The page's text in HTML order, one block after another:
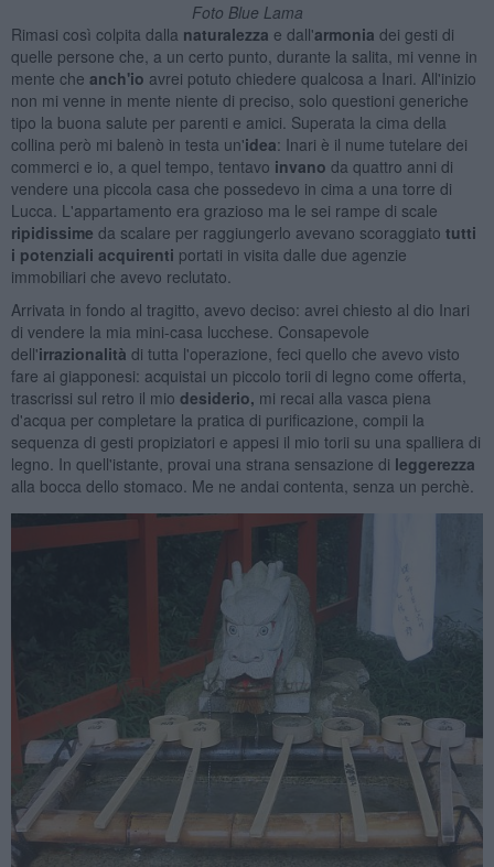
Foto Blue Lama
Rimasi così colpita dalla naturalezza e dall'armonia dei gesti di
quelle persone che, a un certo punto, durante la salita, mi venne in
mente che anch'io avrei potuto chiedere qualcosa a Inari. All'inizio
non mi venne in mente niente di preciso, solo questioni generiche
tipo la buona salute per parenti e amici. Superata la cima della
collina però mi balenò in testa un'idea: Inari è il nume tutelare dei
commerci e io, a quel tempo, tentavo invano da quattro anni di
vendere una piccola casa che possedevo in cima a una torre di
Lucca. L'appartamento era grazioso ma le sei rampe di scale
ripidissime da scalare per raggiungerlo avevano scoraggiato tutti
i potenziali acquirenti portati in visita dalle due agenzie
immobiliari che avevo reclutato.
Arrivata in fondo al tragitto, avevo deciso: avrei chiesto al dio Inari
di vendere la mia mini-casa lucchese. Consapevole
dell'irrazionalità di tutta l'operazione, feci quello che avevo visto
fare ai giapponesi: acquistai un piccolo torii di legno come offerta,
trascrissi sul retro il mio desiderio, mi recai alla vasca piena
d'acqua per completare la pratica di purificazione, compii la
sequenza di gesti propiziatori e appesi il mio torii su una spalliera di
legno. In quell'istante, provai una strana sensazione di leggerezza
alla bocca dello stomaco. Me ne andai contenta, senza un perchè.